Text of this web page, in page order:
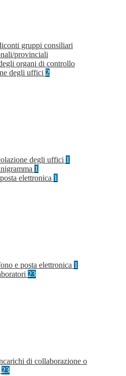
gruppi consiliari
provinciali
organi di controllo
degli uffici 2
degli uffici 1
1
elettronica 1
e posta elettronica 1
23
di collaborazione o
23